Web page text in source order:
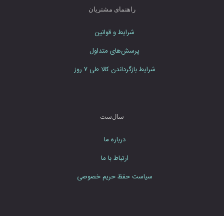
م
ی
د
راهنمای مشتریان
شرایط و قوانین
پرسش‌های متداول
شرایط بازگرداندن کالا طی ۷ روز
سال‌ست
درباره ما
ارتباط با ما
سیاست حفظ حریم خصوصی